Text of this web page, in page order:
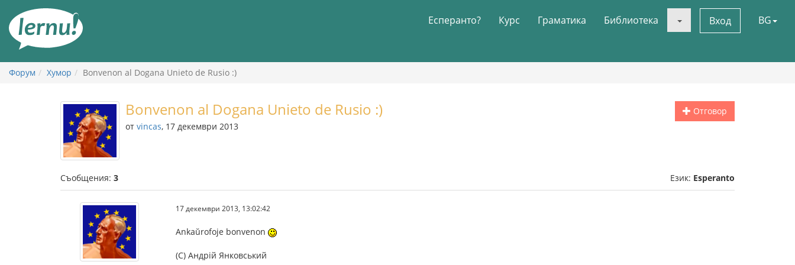
съдържанието
Есперанто? Курс Граматика Библиотека Вход BG
Форум Хумор Bonvenon al Dogana Unieto de Rusio :)
Отговор
Bonvenon al Dogana Unieto de Rusio :)
от vincas, 17 декември 2013
Съобщения: 3 Език: Esperanto
17 декември 2013, 13:02:42
Ankaŭrofoje bonvenon
(C) Андрій Янковський